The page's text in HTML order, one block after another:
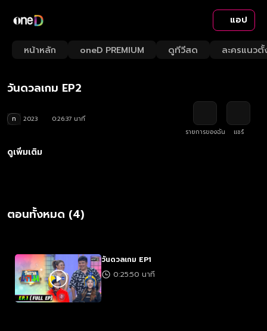
แอป
หน้าหลัก oneD PREMIUM ดูทีวีสด ละครแนวตั้
Loaded:
3.73%
Rate
วันดวลเกม EP2
ท 2023
0:26:37 นาที
รายการของฉัน
แชร์
ดูเพิ่มเติม
ตอนทั้งหมด (4)
วันดวลเกม EP1
0:25:50 นาที